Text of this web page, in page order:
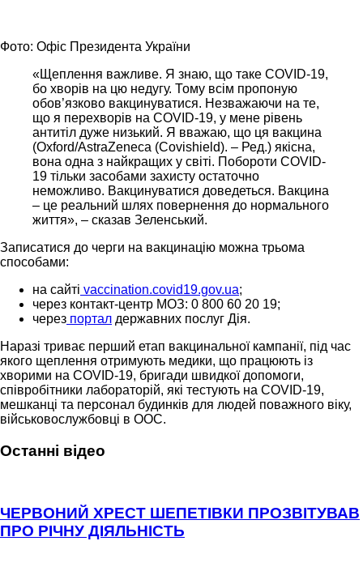
Фото: Офіс Президента України
«Щеплення важливе. Я знаю, що таке COVID-19,
бо хворів на цю недугу. Тому всім пропоную
обов’язково вакцинуватися. Незважаючи на те,
що я перехворів на COVID-19, у мене рівень
антитіл дуже низький. Я вважаю, що ця вакцина
(Oxford/AstraZeneca (Covishield). – Ред.) якісна,
вона одна з найкращих у світі. Побороти COVID-
19 тільки засобами захисту остаточно
неможливо. Вакцинуватися доведеться. Вакцина
– це реальний шлях повернення до нормального
життя», – сказав Зеленський.
Записатися до черги на вакцинацію можна трьома
способами:
на сайті vaccination.covid19.gov.ua;
через контакт-центр МОЗ: 0 800 60 20 19;
через портал державних послуг Дія.
Наразі триває перший етап вакцинальної кампанії, під час
якого щеплення отримують медики, що працюють із
хворими на COVID-19, бригади швидкої допомоги,
співробітники лабораторій, які тестують на COVID-19,
мешканці та персонал будинків для людей поважного віку,
військовослужбовці в ООС.
Останні відео
ЧЕРВОНИЙ ХРЕСТ ШЕПЕТІВКИ ПРОЗВІТУВАВ
ПРО РІЧНУ ДІЯЛЬНІСТЬ